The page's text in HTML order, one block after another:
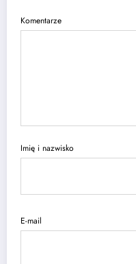
Komentarze
Imię i nazwisko
E-mail